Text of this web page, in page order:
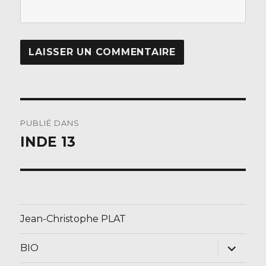
de
PUBLIÉ DANS
INDE 13
Jean-Christophe PLAT
BIO
ouvrir
le